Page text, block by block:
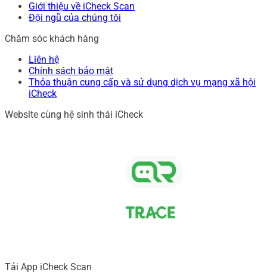
Giới thiệu về iCheck Scan
Đội ngũ của chúng tôi
Chăm sóc khách hàng
Liên hệ
Chính sách bảo mật
Thỏa thuận cung cấp và sử dụng dịch vụ mạng xã hội
iCheck
Website cùng hệ sinh thái iCheck
Tải App iCheck Scan